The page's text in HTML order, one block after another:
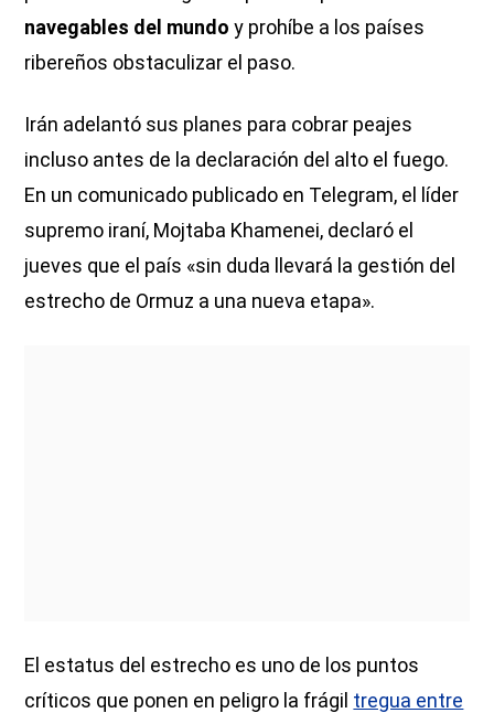
navegables del mundo y prohíbe a los países
ribereños obstaculizar el paso.
Irán adelantó sus planes para cobrar peajes
incluso antes de la declaración del alto el fuego.
En un comunicado publicado en Telegram, el líder
supremo iraní, Mojtaba Khamenei, declaró el
jueves que el país «sin duda llevará la gestión del
estrecho de Ormuz a una nueva etapa».
El estatus del estrecho es uno de los puntos
críticos que ponen en peligro la frágil tregua entre